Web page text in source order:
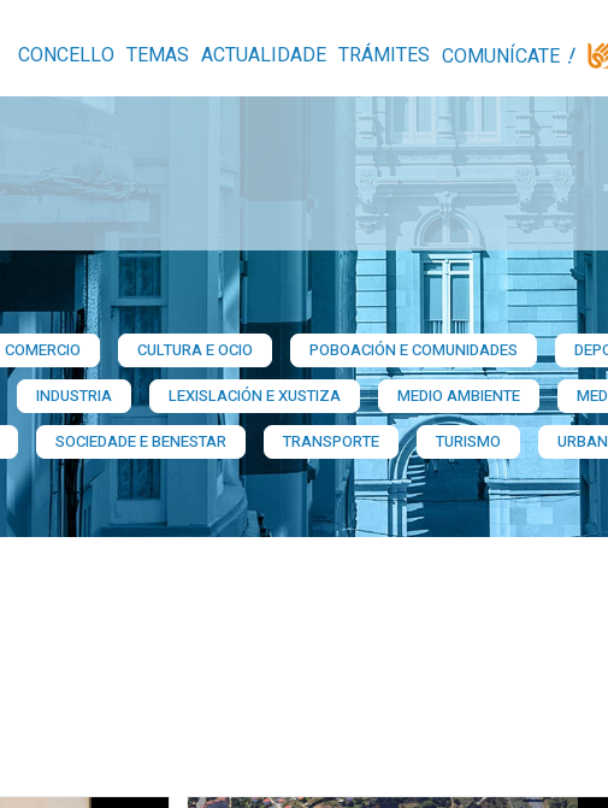
CONCELLO TEMAS ACTUALIDADE TRÁMITES COMUNÍCATE
COMERCIO CULTURA E OCIO POBOACIÓN E COMUNIDADES
INDUSTRIA LEXISLACIÓN E XUSTIZA MEDIO AMBIENTE
SOCIEDADE E BENESTAR TRANSPORTE TURISMO